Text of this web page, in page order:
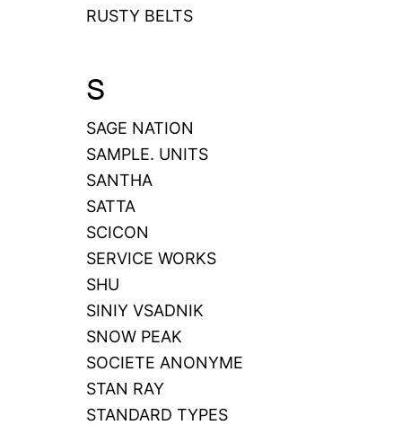
RUSTY BELTS
S
SAGE NATION
SAMPLE. UNITS
SANTHA
SATTA
SCICON
SERVICE WORKS
SHU
SINIY VSADNIK
SNOW PEAK
SOCIETE ANONYME
STAN RAY
STANDARD TYPES